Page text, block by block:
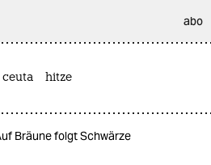
abo
ceuta hitze
Bräune folgt Schwärze